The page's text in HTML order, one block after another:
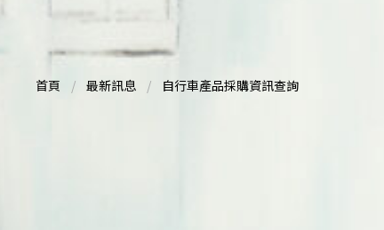
首頁 最新訊息 自行車產品採購資訊查詢